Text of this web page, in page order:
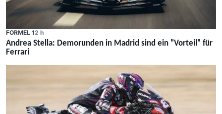
FORMEL 12 h
Andrea Stella: Demorunden in Madrid sind ein "Vorteil" für
Ferrari